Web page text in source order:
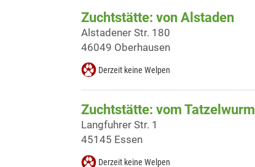
Zuchtstätte: von Alstaden
Alstadener Str. 180
46049 Oberhausen
Derzeit keine Welpen
Zuchtstätte: vom Tatzelwurm
Langfuhrer Str. 1
45145 Essen
Derzeit keine Welpen